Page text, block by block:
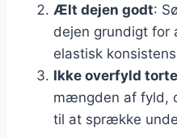
Ælt dejen godt:
dejen grundigt for
elastisk
Ikke overfyld
mængden af fyld,
til at sprække